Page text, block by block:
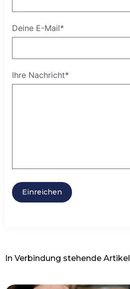
Deine E-Mail*
Ihre Nachricht*
In Verbindung stehende Artikel